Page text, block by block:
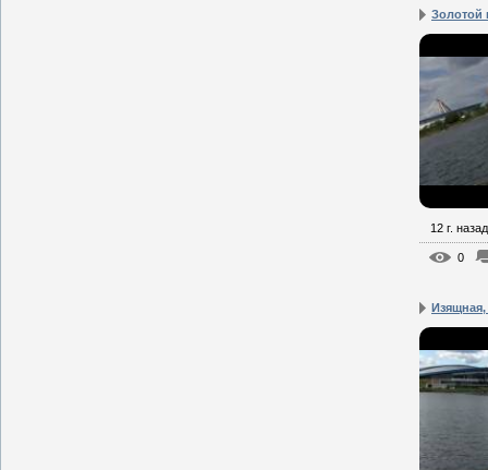
Золотой
12 г. назад
0